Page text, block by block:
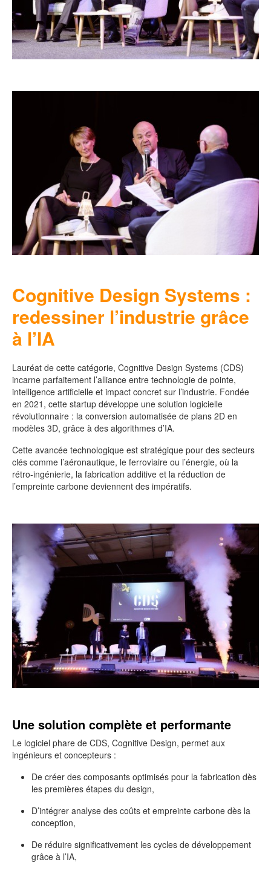
Cognitive Design Systems :
redessiner l’industrie grâce
à l’IA
Lauréat de cette catégorie, Cognitive Design Systems (CDS)
incarne parfaitement l’alliance entre technologie de pointe,
intelligence artificielle et impact concret sur l’industrie. Fondée
en 2021, cette startup développe une solution logicielle
révolutionnaire : la conversion automatisée de plans 2D en
modèles 3D, grâce à des algorithmes d’IA.
Cette avancée technologique est stratégique pour des secteurs
clés comme l’aéronautique, le ferroviaire ou l’énergie, où la
rétro-ingénierie, la fabrication additive et la réduction de
l’empreinte carbone deviennent des impératifs.
Une solution complète et performante
Le logiciel phare de CDS, Cognitive Design, permet aux
ingénieurs et concepteurs :
De créer des composants optimisés pour la fabrication dès
les premières étapes du design,
D’intégrer analyse des coûts et empreinte carbone dès la
conception,
De réduire significativement les cycles de développement
grâce à l’IA,